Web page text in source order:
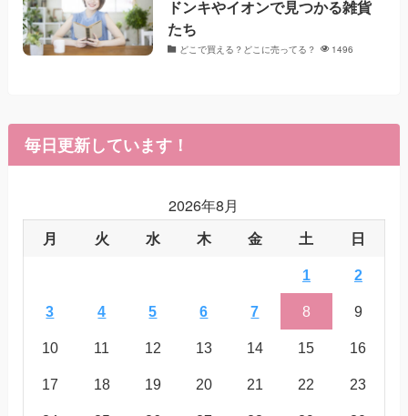
ドンキやイオンで見つかる雑貨
たち
どこで買える？どこに売ってる？ 1496
毎日更新しています！
2026年8月
月 火 水 木 金 土 日
1 2
3 4 5 6 7 8 9
10 11 12 13 14 15 16
17 18 19 20 21 22 23